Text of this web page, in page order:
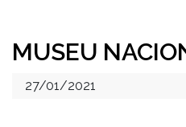
MUSEU
27/01/2021